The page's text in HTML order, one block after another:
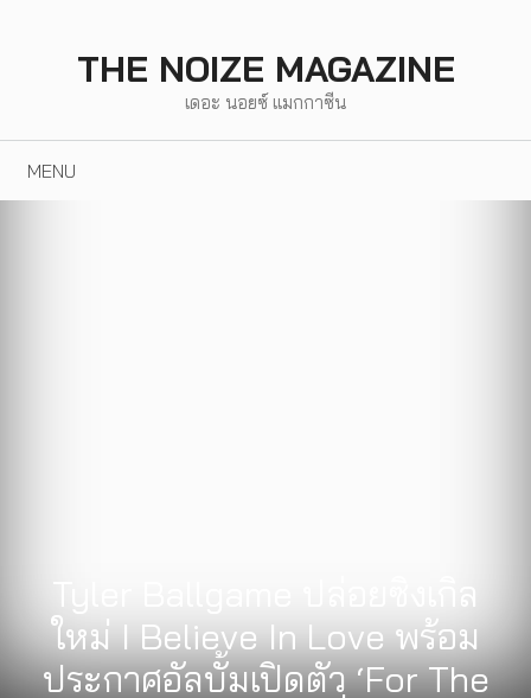
THE NOIZE MAGAZINE
เดอะ นอยซ์ แมกกาซีน
MENU
Tyler Ballgame ปล่อยซิงเกิล
ใหม่ I Believe In Love พร้อม
ประกาศอัลบั้มเปิดตัว ‘For The